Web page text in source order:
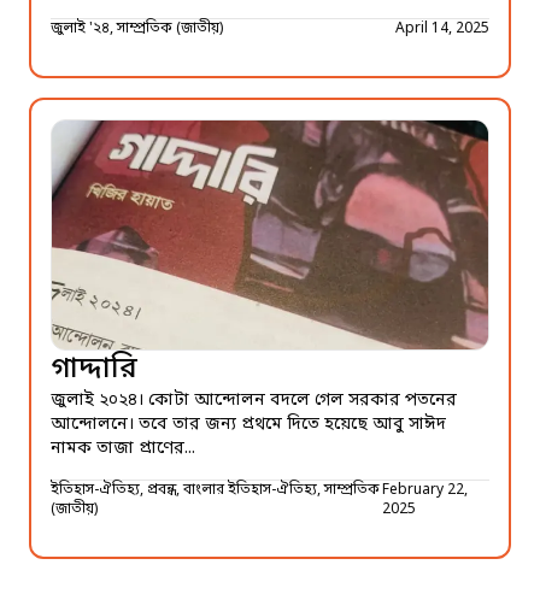
জুলাই '২৪, সাম্প্রতিক (জাতীয়) April 14, 2025
গাদ্দারি
জুলাই ২০২৪। কোটা আন্দোলন বদলে গেল সরকার পতনের
আন্দোলনে। তবে তার জন্য প্রথমে দিতে হয়েছে আবু সাঈদ
নামক তাজা প্রাণের...
ইতিহাস-ঐতিহ্য, প্রবন্ধ, বাংলার ইতিহাস-ঐতিহ্য, সাম্প্রতিক
(জাতীয়)
February 22,
2025